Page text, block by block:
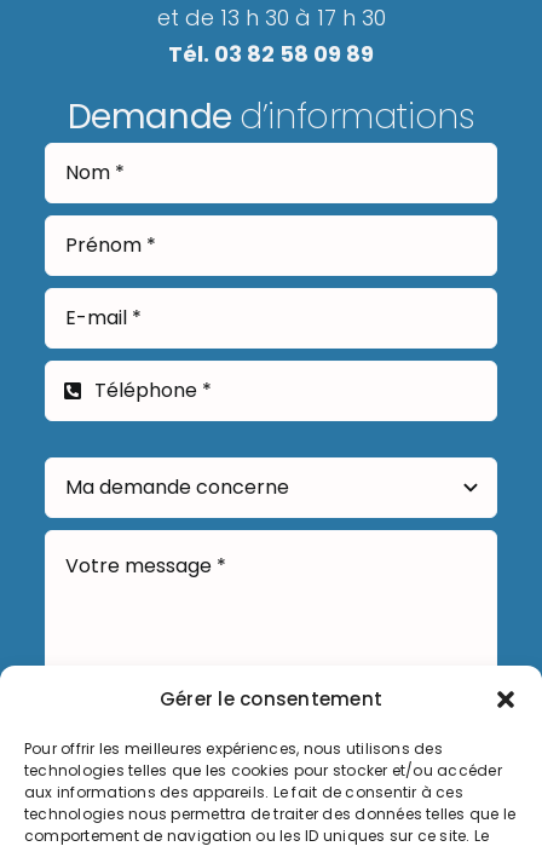
Gérer le consentement
Pour offrir les meilleures expériences, nous utilisons des
technologies telles que les cookies pour stocker et/ou accéder
aux informations des appareils. Le fait de consentir à ces
technologies nous permettra de traiter des données telles que le
comportement de navigation ou les ID uniques sur ce site. Le
et de 13 h 30 à 17 h 30
Tél. 03 82 58 09 89
Demande d’informations
Envoyer